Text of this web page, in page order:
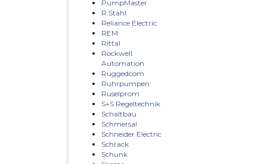
PumpMaster
R.Stahl
Reliance Electric
REM
Rittal
Rockwell
Automation
Ruggedcom
Ruhrpumpen
Ruselprom
S+S Regeltechnik
Schaltbau
Schmersal
Schneider Electric
Schrack
Schunk